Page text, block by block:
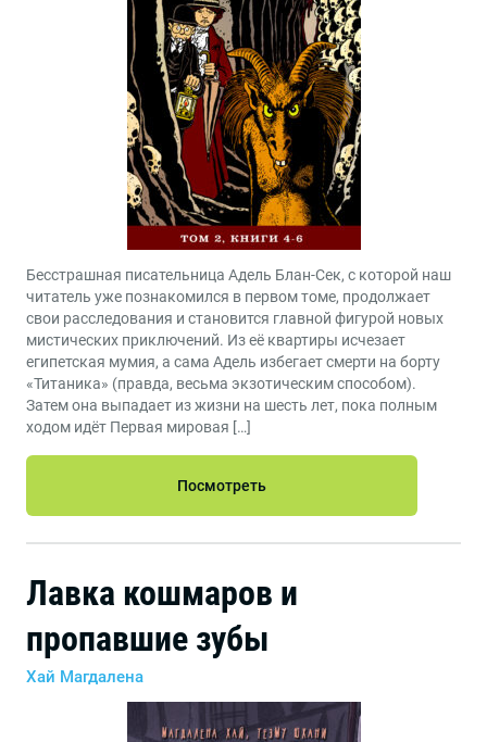
Бесстрашная писательница Адель Блан-Сек, с которой наш
читатель уже познакомился в первом томе, продолжает
свои расследования и становится главной фигурой новых
мистических приключений. Из её квартиры исчезает
египетская мумия, а сама Адель избегает смерти на борту
«Титаника» (правда, весьма экзотическим способом).
Затем она выпадает из жизни на шесть лет, пока полным
ходом идёт Первая мировая […]
Посмотреть
Лавка кошмаров и
пропавшие зубы
Хай Магдалена